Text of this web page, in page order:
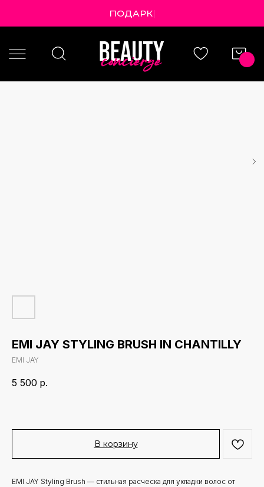
ПОДАРКИ К|
EMI JAY STYLING BRUSH IN CHANTILLY
EMI JAY
5 500 р.
В корзину
EMI JAY Styling Brush — стильная расческа для укладки волос от